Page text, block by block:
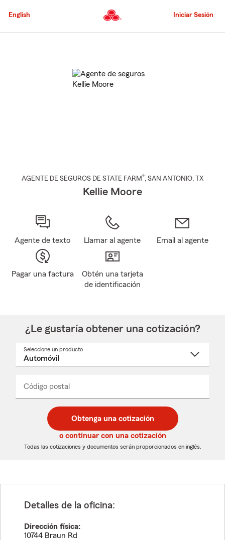
al
principal
English Iniciar Sesión
AGENTE DE SEGUROS DE STATE FARM®, SAN ANTONIO, TX
Kellie Moore
Agente de texto Llamar al agente Email al agente
Pagar una factura
Obtén una tarjeta
de identificación
¿Le gustaría obtener una cotización?
Seleccione un producto
desplegable
Código postal
de
5
dígitos
de
5
dígitos
_____
Obtenga una cotización
o continuar con una cotización
Todas las cotizaciones y documentos serán proporcionados en inglés.
Detalles de la oficina:
Dirección física:
10744 Braun Rd